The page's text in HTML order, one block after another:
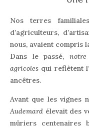
Nos terres
d’agriculteurs,
nous, avaient compris
Dans le passé,
agricoles qui reflètent
ancêtres.
Avant que les vignes
Audemard élevait des
mûriers centenaires